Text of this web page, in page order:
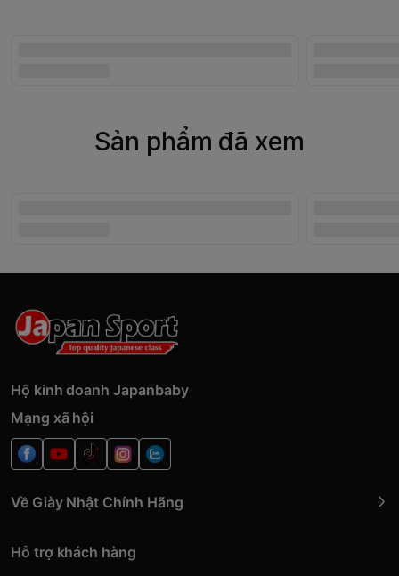
Sản phẩm đã xem
Hộ kinh doanh Japanbaby
Mạng xã hội
Về Giày Nhật Chính Hãng
Hỗ trợ khách hàng